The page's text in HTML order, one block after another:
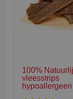
100%
vleesstrips
hypoallergeen